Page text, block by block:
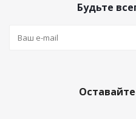
Будьте